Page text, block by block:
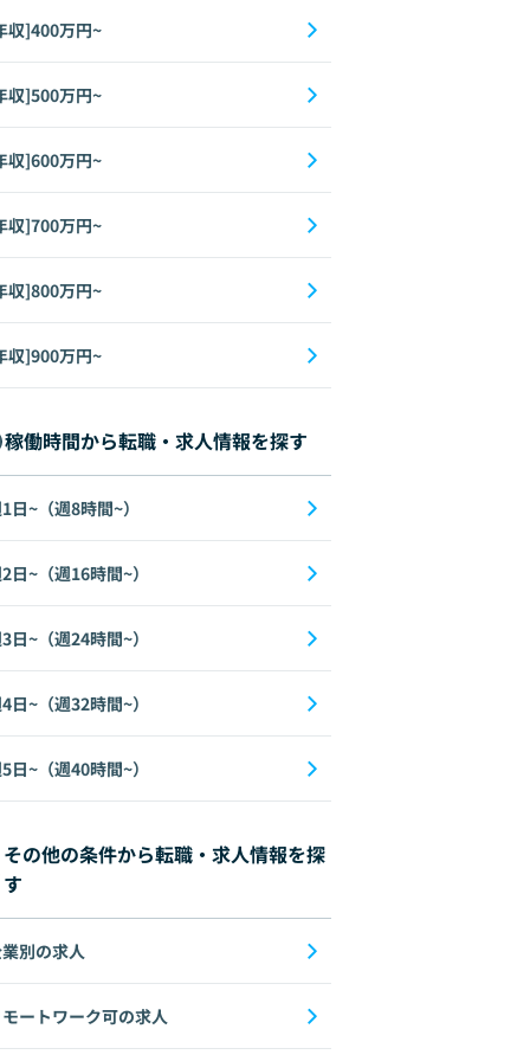
収]400万円~
収]500万円~
収]600万円~
収]700万円~
収]800万円~
収]900万円~
稼働時間から転職・求人情報を探す
日~（週8時間~）
日~（週16時間~）
日~（週24時間~）
日~（週32時間~）
日~（週40時間~）
その他の条件から転職・求人情報を探
す
別の求人
モートワーク可の求人